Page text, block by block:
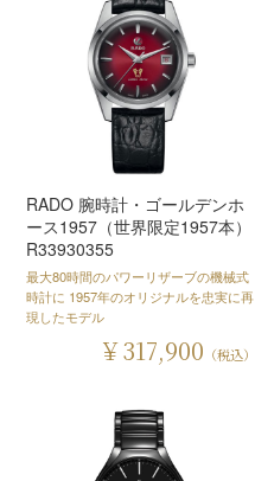
RADO 腕時計・ゴールデンホ
ース1957（世界限定1957本）
R33930355
最大80時間のパワーリザーブの機械式
時計に 1957年のオリジナルを忠実に再
現したモデル
￥317,900 （税込）